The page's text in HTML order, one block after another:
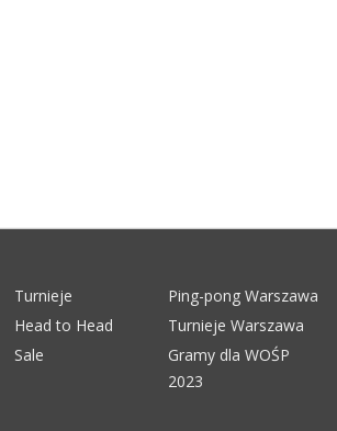
Turnieje
Ping-pong Warszawa
Head to Head
Turnieje Warszawa
Sale
Gramy dla WOŚP
2023